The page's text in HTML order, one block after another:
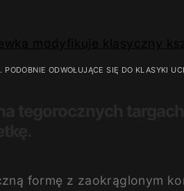
ODWOŁUJĄCE SIĘ DO KLASYKI
formę z zaokrąglonym